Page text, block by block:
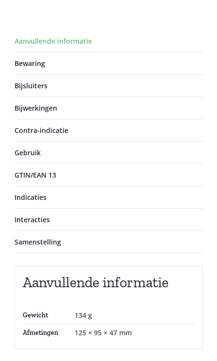
Aanvullende informatie
Bewaring
Bijsluiters
Bijwerkingen
Contra-indicatie
Gebruik
GTIN/EAN 13
Indicaties
Interacties
Samenstelling
Aanvullende informatie
Gewicht 134 g
Afmetingen 125 × 95 × 47 mm